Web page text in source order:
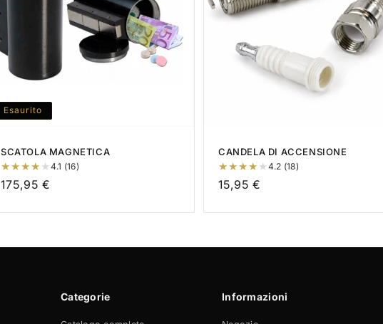
Esaurito
SCATOLA MAGNETICA
4.1 (16)
Prezzo
175,95 €
CANDELA DI ACCENSIONE
4.2 (18)
Prezzo
15,95 €
Categorie Informazioni